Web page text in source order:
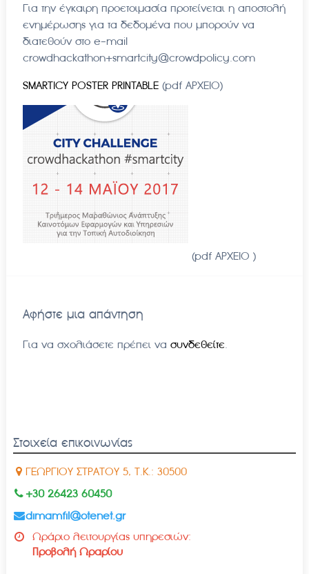
Για την έγκαιρη προετοιμασία προτείνεται η αποστολή
ενημέρωσης για τα δεδομένα που μπορούν να
διατεθούν στο e-mail
crowdhackathon+smartcity@crowdpolicy.com
SMARTICY POSTER PRINTABLE(pdf ΑΡΧΕΙΟ)
(pdf ΑΡΧΕΙΟ )
Αφήστε μια απάντηση
Για να σχολιάσετε πρέπει να συνδεθείτε.
Στοιχεία επικοινωνίας
ΓΕΩΡΓΙΟΥ ΣΤΡΑΤΟΥ 5, Τ.Κ.: 30500
+30 26423 60450
dimamfil@otenet.gr
Ωράριο λειτουργίας υπηρεσιών:
Προβολή Ωραρίου